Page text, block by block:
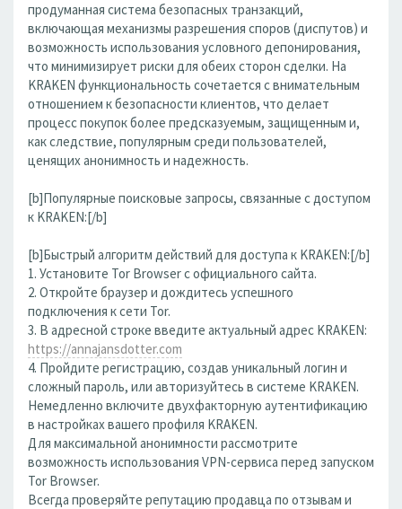
продуманная система безопасных транзакций,
включающая механизмы разрешения споров (диспутов) и
возможность использования условного депонирования,
что минимизирует риски для обеих сторон сделки. На
KRAKEN функциональность сочетается с внимательным
отношением к безопасности клиентов, что делает
процесс покупок более предсказуемым, защищенным и,
как следствие, популярным среди пользователей,
ценящих анонимность и надежность.
[b]Популярные поисковые запросы, связанные с доступом
к KRAKEN:[/b]
[b]Быстрый алгоритм действий для доступа к KRAKEN:[/b]
1. Установите Tor Browser с официального сайта.
2. Откройте браузер и дождитесь успешного
подключения к сети Tor.
3. В адресной строке введите актуальный адрес KRAKEN:
https://annajansdotter.com
4. Пройдите регистрацию, создав уникальный логин и
сложный пароль, или авторизуйтесь в системе KRAKEN.
Немедленно включите двухфакторную аутентификацию
в настройках вашего профиля KRAKEN.
Для максимальной анонимности рассмотрите
возможность использования VPN-сервиса перед запуском
Tor Browser.
Всегда проверяйте репутацию продавца по отзывам и